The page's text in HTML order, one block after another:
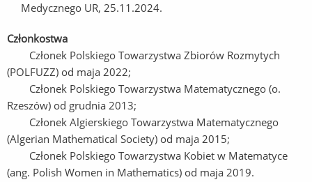
Medycznego UR, 25.11.2024.
Członkostwa
Członek Polskiego Towarzystwa Zbiorów Rozmytych
(POLFUZZ) od maja 2022;
Członek Polskiego Towarzystwa Matematycznego (o.
Rzeszów) od grudnia 2013;
Członek Algierskiego Towarzystwa Matematycznego
(Algerian Mathematical Society) od maja 2015;
Członek Polskiego Towarzystwa Kobiet w Matematyce
(ang. Polish Women in Mathematics) od maja 2019.